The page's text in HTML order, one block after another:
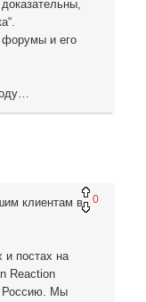
и его
0
клиентам в
и постах на
Reaction
Россию. Мы